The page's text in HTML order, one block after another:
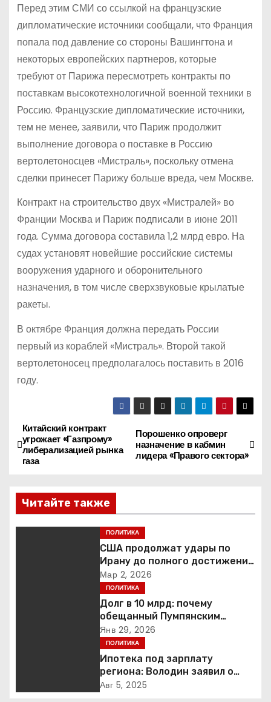
Перед этим СМИ со ссылкой на французские
дипломатические источники сообщали, что Франция
попала под давление со стороны Вашингтона и
некоторых европейских партнеров, которые
требуют от Парижа пересмотреть контракты по
поставкам высокотехнологичной военной техники в
Россию. Французские дипломатические источники,
тем не менее, заявили, что Париж продолжит
выполнение договора о поставке в Россию
вертолетоносцев «Мистраль», поскольку отмена
сделки принесет Парижу больше вреда, чем Москве.
Контракт на строительство двух «Мистралей» во
Франции Москва и Париж подписали в июне 2011
года. Сумма договора составила 1,2 млрд евро. На
судах установят новейшие российские системы
вооружения ударного и оборонительного
назначения, в том числе сверхзвуковые крылатые
ракеты.
В октябре Франция должна передать России
первый из кораблей «Мистраль». Второй такой
вертолетоносец предполагалось поставить в 2016
году.
Н
а
и
о
Порошенко опроверг
назначение в кабмин
лидера «Правого сектора»
Китайский контракт
угрожает «Газпрому»
либерализацией рынка
газа
Читайте также
ПОЛИТИКА
США продолжат удары по
Ирану до полного достижения
целей — Трамп
Мар 2, 2026
ПОЛИТИКА
Долг в 10 млрд: почему
обещанный Пумпянским
научный центр в
Екатеринбурге так и не
построен
Янв 29, 2026
ПОЛИТИКА
Ипотека под зарплату
региона: Володин заявил о
планах дифференцировать
Авг 5, 2025